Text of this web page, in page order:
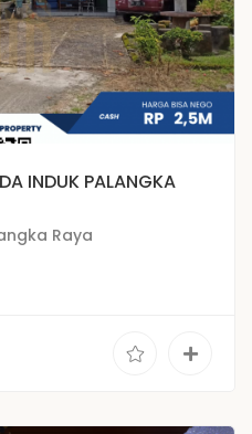
INDUK PALANGKA
Raya